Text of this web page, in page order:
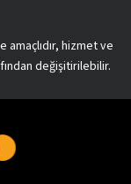
hizmet ve
değişitirilebilir.